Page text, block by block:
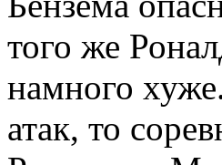
того же
намного
атак, то